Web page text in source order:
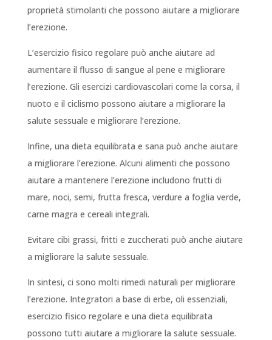
proprietà stimolanti che possono aiutare a migliorare
l’erezione.
L’esercizio fisico regolare può anche aiutare ad
aumentare il flusso di sangue al pene e migliorare
l’erezione. Gli esercizi cardiovascolari come la corsa, il
nuoto e il ciclismo possono aiutare a migliorare la
salute sessuale e migliorare l’erezione.
Infine, una dieta equilibrata e sana può anche aiutare
a migliorare l’erezione. Alcuni alimenti che possono
aiutare a mantenere l’erezione includono frutti di
mare, noci, semi, frutta fresca, verdure a foglia verde,
carne magra e cereali integrali.
Evitare cibi grassi, fritti e zuccherati può anche aiutare
a migliorare la salute sessuale.
In sintesi, ci sono molti rimedi naturali per migliorare
l’erezione. Integratori a base di erbe, oli essenziali,
esercizio fisico regolare e una dieta equilibrata
possono tutti aiutare a migliorare la salute sessuale.